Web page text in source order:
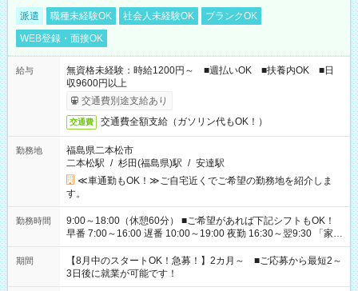
派遣 職種未経験OK 社会人未経験OK
ブランクOK
WEB登録・面接OK
給与
無資格未経験：時給1200円～ ■週払いOK ■扶養内OK ■日
収9600円以上
交通費別途支給あり
交通費 交通費全額支給（ガソリン代もOK！）
勤務地
福島県二本松市
二本松駅 / 杉田(福島県)駅 / 安達駅
≪車通勤もOK！≫ご自宅近くでご希望の勤務地を紹介しま
す。
勤務時間
9:00～18:00（休憩60分） ■ご希望があれば下記シフトもOK！
早番 7:00～16:00 遅番 10:00～19:00 夜勤 16:30～翌9:30 「家族
と休みを合わせたい」 「余裕を持って夕飯の準備がしたい」
「できれば残業はしたくない」 など、ご希望を教えてください
ね。 ※Wワーク希望の方へ 今ご覧のお仕事で希望する勤務時間
と、もう1つのお仕事の勤務時間。 合計で週40時間を超える場
期間
【8月中のスタートOK！急募！】2カ月～ ■ご応募から最短2～
3日後に就業が可能です！